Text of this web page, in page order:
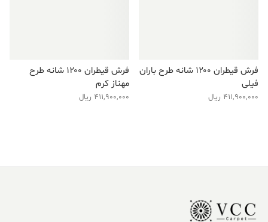
فرش قیطران ۱۲۰۰ شانه طرح باران
فیلی
411,900,000 ریال
فرش قیطران ۱۲۰۰ شانه طرح
مهناز کرم
411,900,000 ریال